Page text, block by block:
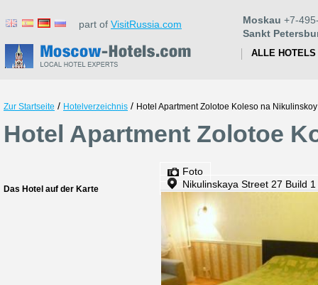
part of VisitRussia.com Moskau +7-
Sankt
ALLE HOTELS
Zur Startseite / Hotelverzeichnis / Hotel Apartment Zolotoe Koleso na Nikulinskoy
Hotel Apartment Zolotoe
Das Hotel auf der Karte
Foto
Nikulinskaya Street 27 Build 1